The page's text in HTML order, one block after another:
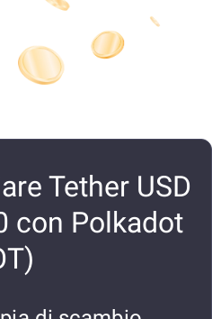
Tether USD
con Polkadot